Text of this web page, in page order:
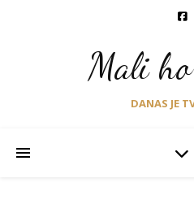
Mali
DANAS JE